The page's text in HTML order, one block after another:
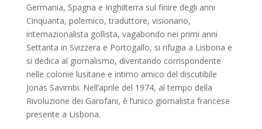
Germania, Spagna e Inghilterra sul finire degli anni
Cinquanta, polemico, traduttore, visionario,
internazionalista gollista, vagabondo nei primi anni
Settanta in Svizzera e Portogallo, si rifugia a Lisbona e
si dedica al giornalismo, diventando corrispondente
nelle colonie lusitane e intimo amico del discutibile
Jonas Savimbi. Nell’aprile del 1974, al tempo della
Rivoluzione dei Garofani, è l’unico giornalista francese
presente a Lisbona.